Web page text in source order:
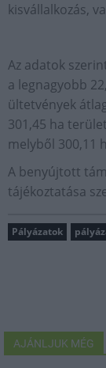
kisvállalkozás,
Az adatok
a legnagyobb
ültetvények
301,45 ha
melyből 300,11
A benyújtott
tájékoztatása
Pályázatok
AJÁNLJUK MÉG